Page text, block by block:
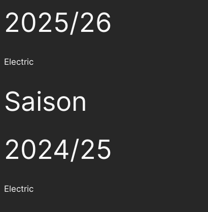
2025/26
Electric
Saison
2024/25
Electric